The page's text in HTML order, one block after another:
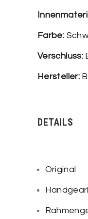
Farbe:
Verschluss:
Hersteller:
DETAILS
Original